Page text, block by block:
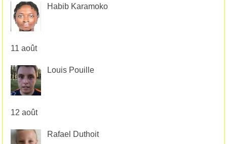
Habib Karamoko
11 août
Louis Pouille
12 août
Rafael Duthoit